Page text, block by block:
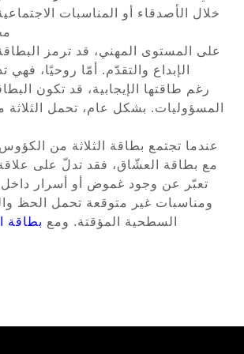
خلال الأصدقاء أو المناسبات
على المستوى المهني، قد ترمز
الإبداع والتقدّم. أمّا روحيًا،
رغم طاقتها الإيجابية، قد تكون
المسؤوليات. بشكل عام، تحمل
عندما تجتمع بطاقة الثلاثة من
مع بطاقة العشّاق، فقد تدلّ على
تعبّر عن وجود غموض أو أسرار داخل
ومناسبات غير متوقعة تحمل الحظ
السطحية المؤقتة. ومع بطاقة